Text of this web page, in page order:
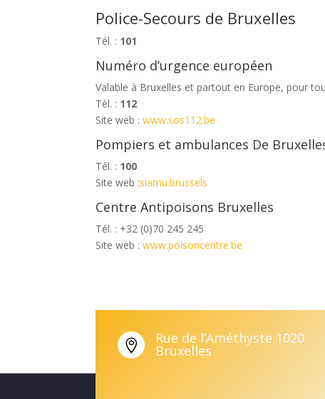
Police-Secours de Bruxelles
Tél. : 101
Numéro d’urgence européen
Valable à Bruxelles et partout en Europe, pour
Tél. : 112
Site web : www.sos112.be
Pompiers et ambulances De
Tél. : 100
Site web :siamu.brussels
Centre Antipoisons Bruxelles
Tél. : +32 (0)70 245 245
Site web : www.poisoncentre.be
 Rue de l’Améthyste 1020
Bruxelles